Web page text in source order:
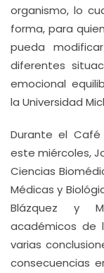
organismo, lo
forma, para
pueda
diferentes
emocional
la Universidad
Durante el Café
este miércoles,
Ciencias
Médicas y
Blázquez y
académicos de
varias
consecuencias